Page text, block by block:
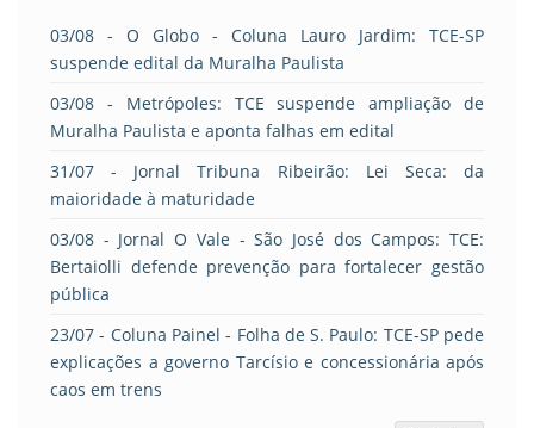
03/08 - O Globo - Coluna Lauro Jardim: TCE-SP
suspende edital da Muralha Paulista
03/08 - Metrópoles: TCE suspende ampliação de
Muralha Paulista e aponta falhas em edital
31/07 - Jornal Tribuna Ribeirão: Lei Seca: da
maioridade à maturidade
03/08 - Jornal O Vale - São José dos Campos: TCE:
Bertaiolli defende prevenção para fortalecer gestão
pública
23/07 - Coluna Painel - Folha de S. Paulo: TCE-SP pede
explicações a governo Tarcísio e concessionária após
caos em trens